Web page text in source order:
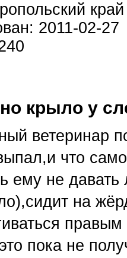
край
2011-02-27
крыло у
ветеринар
что
ему не
на
пока не